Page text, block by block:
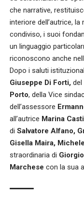
che narrative,
interiore dell’autrice,
condiviso, i suoi
un linguaggio
riconoscono anche
Dopo i saluti
Giuseppe Di Forti, del
Porto, della Vice
dell’assessore
all’autrice Marina
di Salvatore Alfano,
Gisella Maira,
straordinaria di
Marchese con la sua